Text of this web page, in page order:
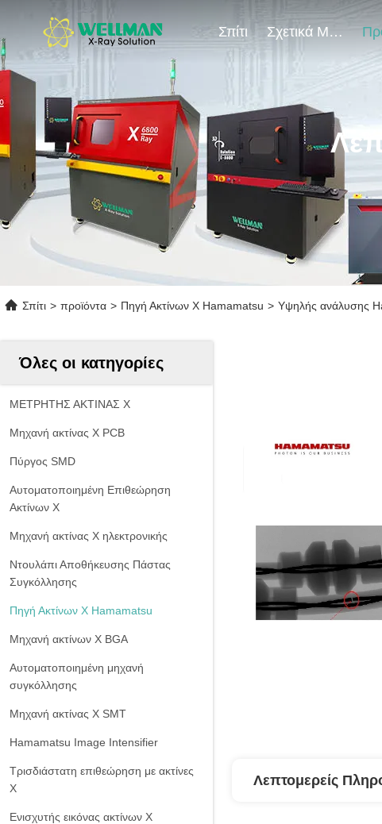
Σπίτι Σχετικά Με Εμάς
Σπίτι > προϊόντα > Πηγή Ακτίνων Χ Hamamatsu > Υψηλής ανάλυσης
Όλες οι κατηγορίες
ΜΕΤΡΗΤΗΣ ΑΚΤΙΝΑΣ X
Μηχανή ακτίνας X PCB
Πύργος SMD
Αυτοματοποιημένη Επιθεώρηση
Ακτίνων Χ
Μηχανή ακτίνας X ηλεκτρονικής
Ντουλάπι Αποθήκευσης Πάστας
Συγκόλλησης
Πηγή Ακτίνων Χ Hamamatsu
Μηχανή ακτίνων Χ BGA
Αυτοματοποιημένη μηχανή
συγκόλλησης
Μηχανή ακτίνας X SMT
Hamamatsu Image Intensifier
Τρισδιάστατη επιθεώρηση με ακτίνες
Χ
Ενισχυτής εικόνας ακτίνων Χ
Λεπτομερείς